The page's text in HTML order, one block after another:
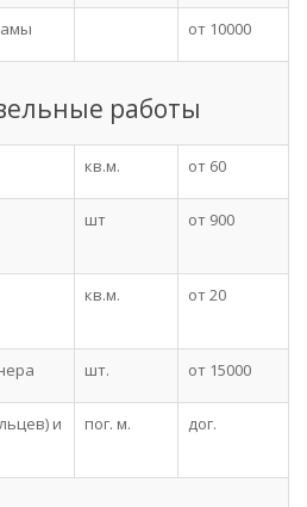
от 10000
работы
кв.м. от 60
шт от 900
кв.м. от 20
шт. от 15000
и
пог. м. дог.